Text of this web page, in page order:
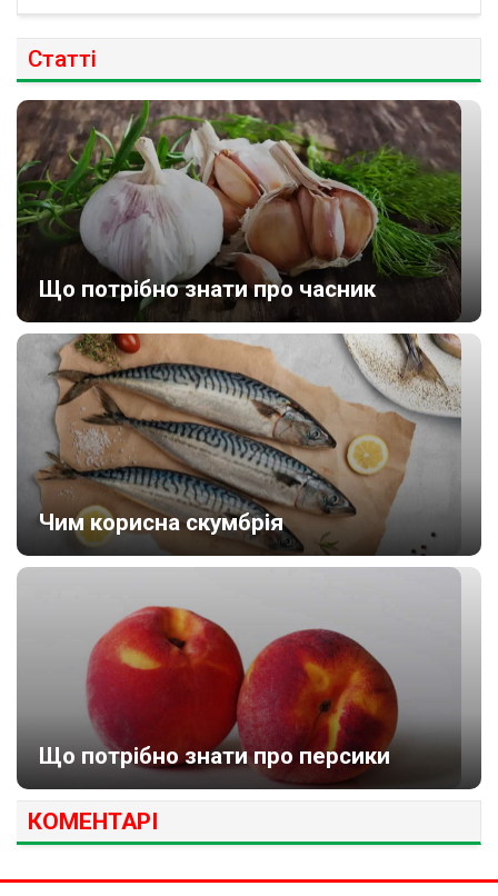
Статті
Що потрібно знати про часник
Чим корисна скумбрія
Що потрібно знати про персики
КОМЕНТАРІ